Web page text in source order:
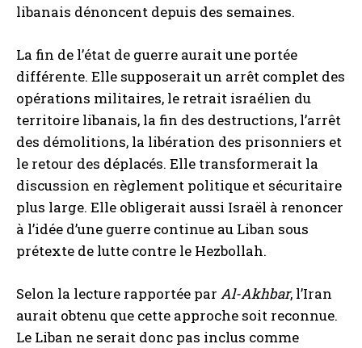
libanais dénoncent depuis des semaines.
La fin de l’état de guerre aurait une portée
différente. Elle supposerait un arrêt complet des
opérations militaires, le retrait israélien du
territoire libanais, la fin des destructions, l’arrêt
des démolitions, la libération des prisonniers et
le retour des déplacés. Elle transformerait la
discussion en règlement politique et sécuritaire
plus large. Elle obligerait aussi Israël à renoncer
à l’idée d’une guerre continue au Liban sous
prétexte de lutte contre le Hezbollah.
Selon la lecture rapportée par Al-Akhbar, l’Iran
aurait obtenu que cette approche soit reconnue.
Le Liban ne serait donc pas inclus comme